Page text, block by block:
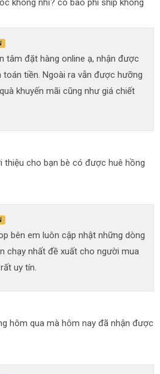
không nhỉ? có bao phí ship không
tâm đặt hàng online ạ, nhận được
toán tiền. Ngoài ra vẫn được hưỡng
khuyến mãi cũng như giá chiết
thiệu cho bạn bè có được huê hồng
bên em luôn cập nhật những dòng
chạy nhất đề xuất cho người mua
uy tín.
hôm qua mà hôm nay đã nhận được